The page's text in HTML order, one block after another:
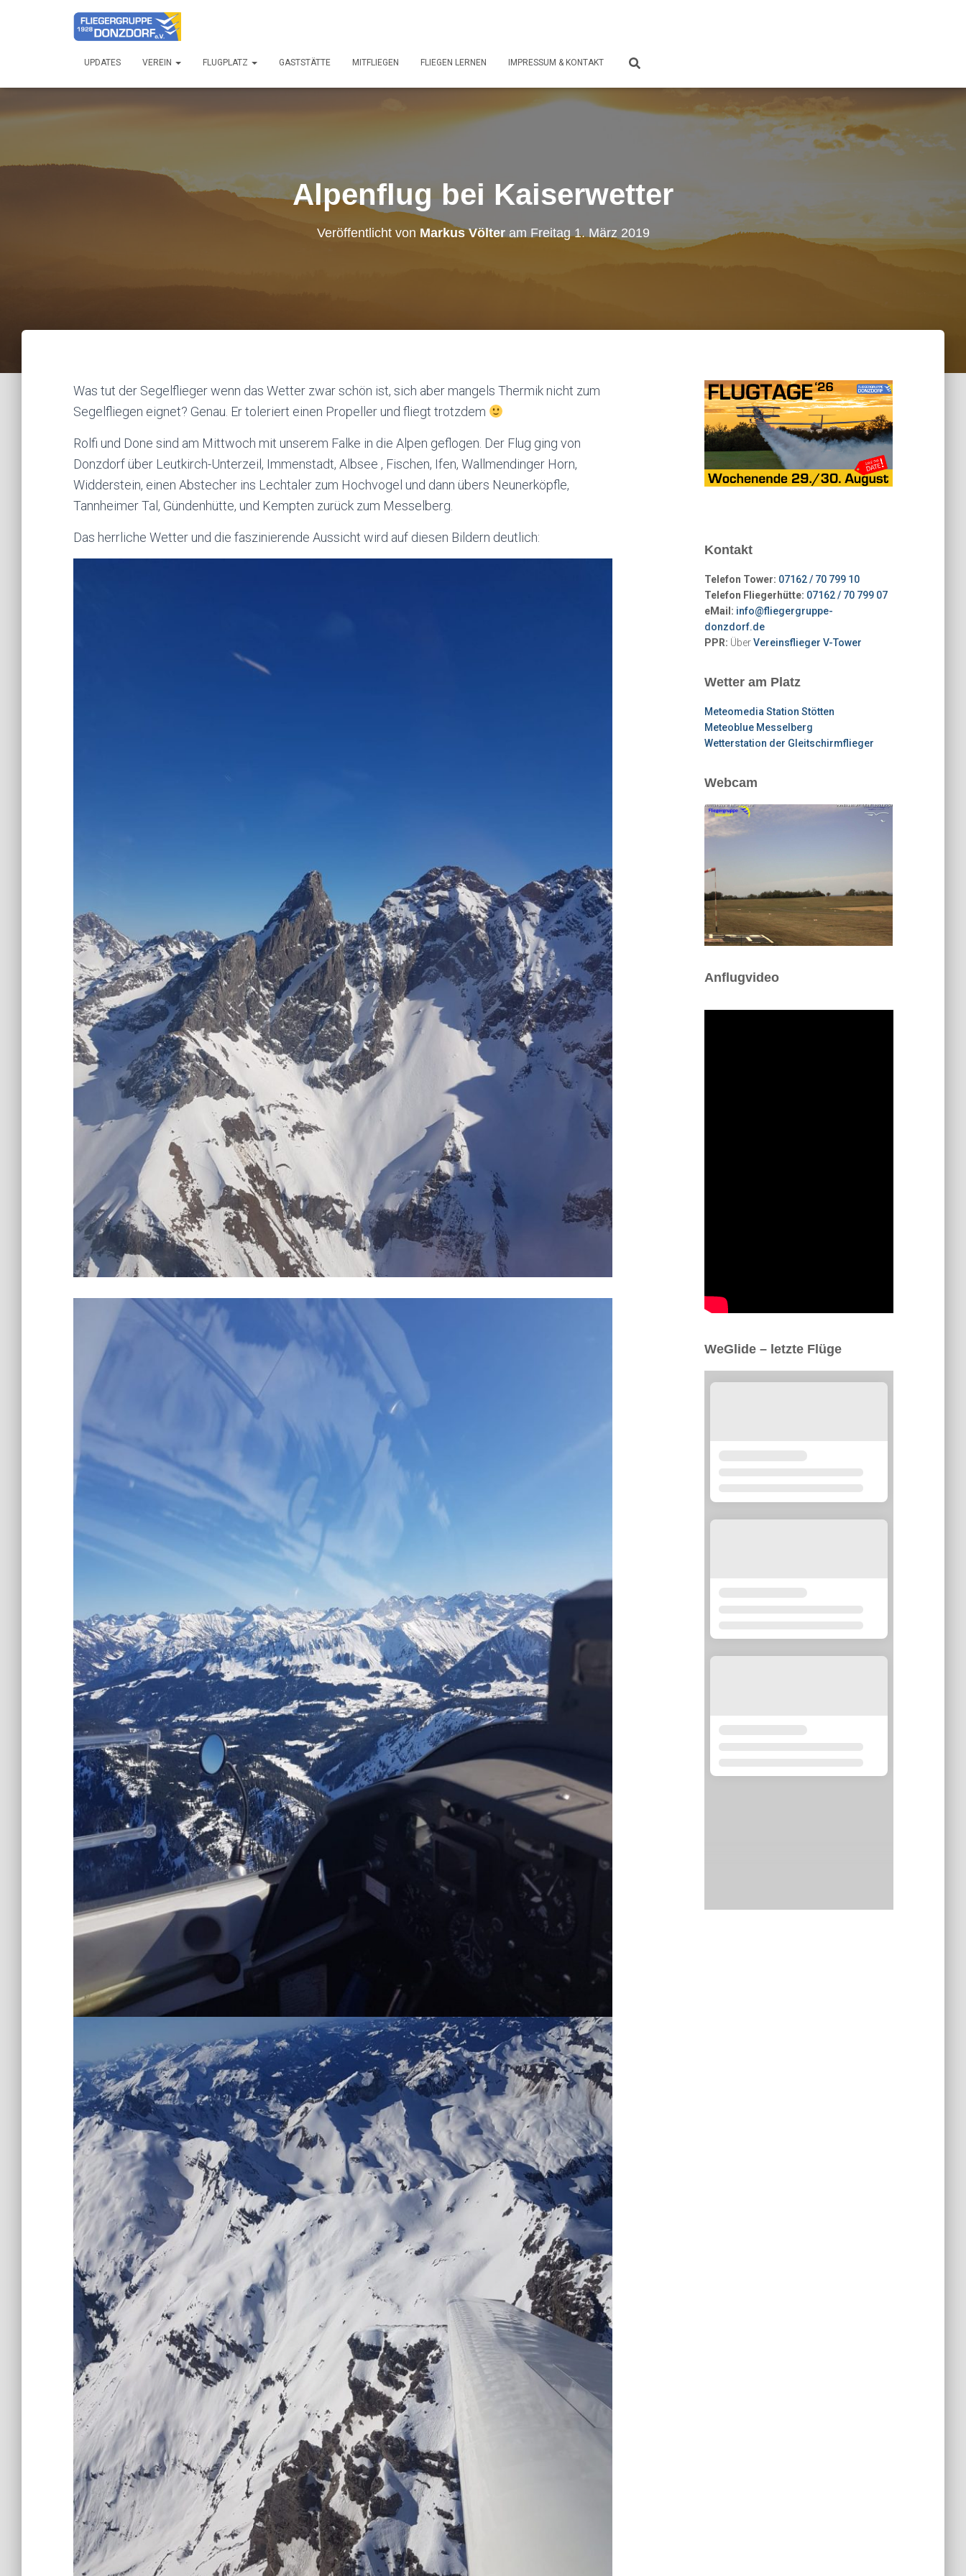
UPDATES VEREIN FLUGPLATZ GASTSTÄTTE MITFLIEGEN FLIEGEN LERNEN IMPRESSUM & KONTAKT
Alpenflug bei Kaiserwetter
Veröffentlicht von Markus Völteram Freitag 1. März 2019
Was tut der Segelflieger wenn das Wetter zwar schön ist, sich aber mangels Thermik nicht zum
Segelfliegen eignet? Genau. Er toleriert einen Propeller und fliegt trotzdem
Rolfi und Done sind am Mittwoch mit unserem Falke in die Alpen geflogen. Der Flug ging von
Donzdorf über Leutkirch-Unterzeil, Immenstadt, Albsee , Fischen, Ifen, Wallmendinger Horn,
Widderstein, einen Abstecher ins Lechtaler zum Hochvogel und dann übers Neunerköpfle,
Tannheimer Tal, Gündenhütte, und Kempten zurück zum Messelberg.
Das herrliche Wetter und die faszinierende Aussicht wird auf diesen Bildern deutlich:
Kontakt
Telefon Tower: 07162 / 70 799 10
Telefon Fliegerhütte: 07162 / 70 799 07
eMail: info@fliegergruppe-
donzdorf.de
PPR: ÜberVereinsflieger V-Tower
Wetter am Platz
Meteomedia Station Stötten
Meteoblue Messelberg
Wetterstation der Gleitschirmflieger
Webcam
Anflugvideo
WeGlide – letzte Flüge